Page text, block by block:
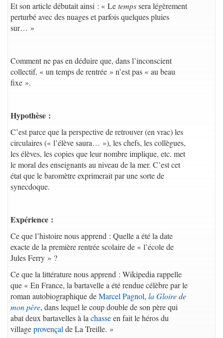
Et son article débutait ainsi : « Letempssera légèrement
perturbé avec des nuages et parfois quelques pluies
sur… »
Comment ne pas en déduire que, dans l’inconscient
collectif, « un temps de rentrée » n’est pas « au beau
fixe ».
Hypothèse :
C’est parce que la perspective de retrouver (en vrac) les
circulaires (« l’élève saura… »), les chefs, les collègues,
les élèves, les copies que leur nombre implique, etc. met
le moral des enseignants au niveau de la mer. C’est cet
état que le baromètre exprimerait par une sorte de
synecdoque.
Expérience :
Ce que l’histoire nous apprend : Quelle a été la date
exacte de la première rentrée scolaire de « l’école de
Jules Ferry » ?
Ce que la littérature nous apprend : Wikipedia rappelle
que « En France, la bartavelle a été rendue célèbre par le
roman autobiographique deMarcel Pagnol, la Gloire de
mon père, dans lequel le coup double de son père qui
abat deux bartavelles à la chasseen fait le héros du
villageprovençal de La Treille. »